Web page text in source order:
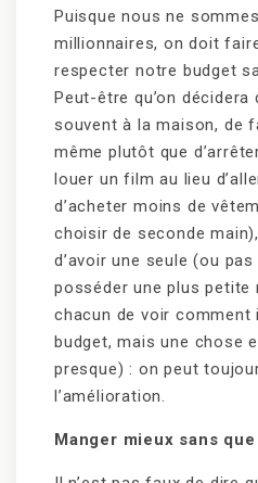
Puisque nous ne
millionnaires, on doit
respecter notre budget
Peut-être qu’on décidera
souvent à la maison, de
même plutôt que
louer un film au lieu
d’acheter moins de
choisir de seconde
d’avoir une seule (ou
posséder une plus petite
chacun de voir comment
budget, mais une chose
presque) : on peut
l’amélioration.
Manger mieux sans